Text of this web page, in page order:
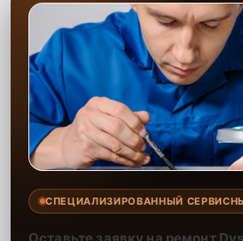
СПЕЦИАЛИЗИРОВАННЫЙ